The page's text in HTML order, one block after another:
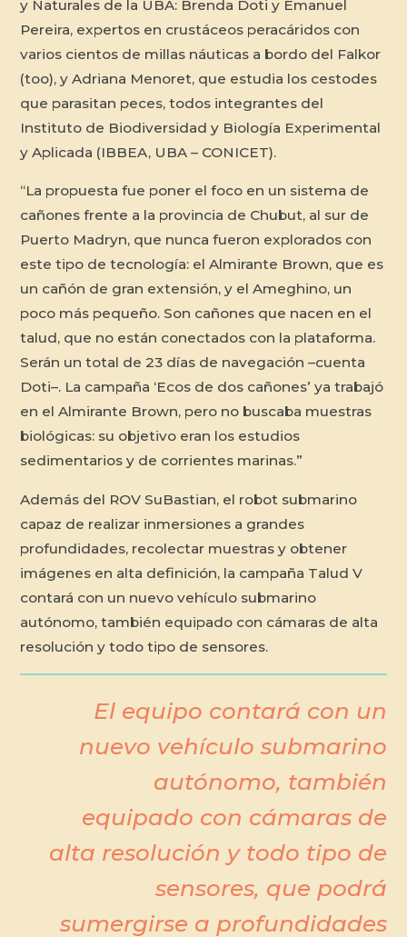
y Naturales de la UBA: Brenda Doti y Emanuel
Pereira, expertos en crustáceos peracáridos con
varios cientos de millas náuticas a bordo del Falkor
(too), y Adriana Menoret, que estudia los cestodes
que parasitan peces, todos integrantes del
Instituto de Biodiversidad y Biología Experimental
y Aplicada (IBBEA, UBA – CONICET).
“La propuesta fue poner el foco en un sistema de
cañones frente a la provincia de Chubut, al sur de
Puerto Madryn, que nunca fueron explorados con
este tipo de tecnología: el Almirante Brown, que es
un cañón de gran extensión, y el Ameghino, un
poco más pequeño. Son cañones que nacen en el
talud, que no están conectados con la plataforma.
Serán un total de 23 días de navegación –cuenta
Doti–. La campaña ‘Ecos de dos cañones’ ya trabajó
en el Almirante Brown, pero no buscaba muestras
biológicas: su objetivo eran los estudios
sedimentarios y de corrientes marinas.”
Además del ROV SuBastian, el robot submarino
capaz de realizar inmersiones a grandes
profundidades, recolectar muestras y obtener
imágenes en alta definición, la campaña Talud V
contará con un nuevo vehículo submarino
autónomo, también equipado con cámaras de alta
resolución y todo tipo de sensores.
El equipo contará con un
nuevo vehículo submarino
autónomo, también
equipado con cámaras de
alta resolución y todo tipo de
sensores, que podrá
sumergirse a profundidades